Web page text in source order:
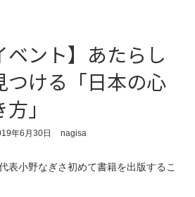
ベント】あたらし
つける「日本の心
」
年6月30日 nagisa
表小野なぎさ初めて書籍を出版するこ